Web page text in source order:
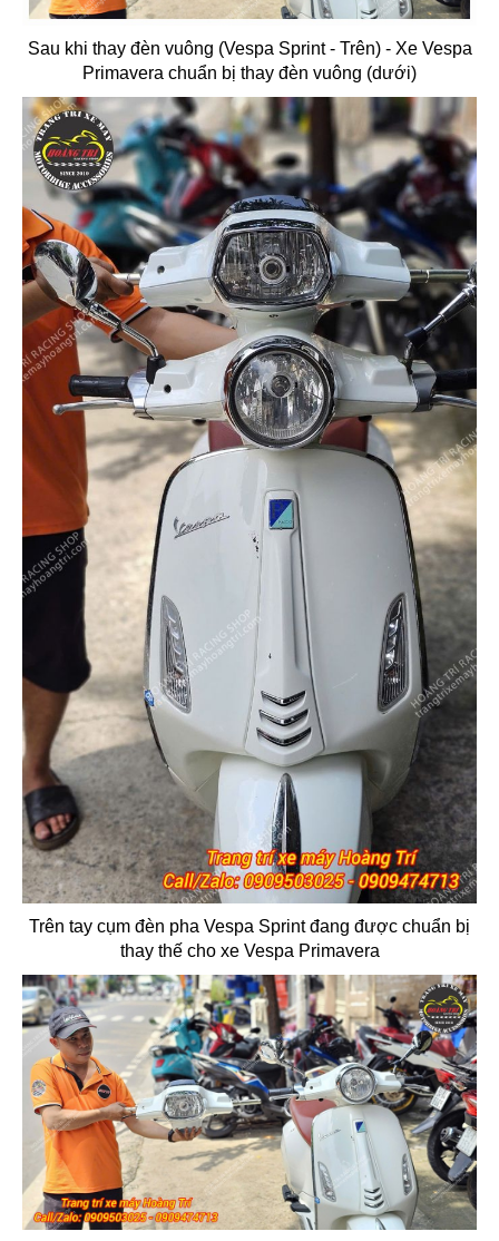
Sau khi thay đèn vuông (Vespa Sprint - Trên) - Xe Vespa
Primavera chuẩn bị thay đèn vuông (dưới)
Trên tay cụm đèn pha Vespa Sprint đang được chuẩn bị
thay thế cho xe Vespa Primavera